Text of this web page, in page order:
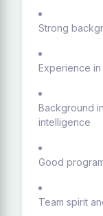
Strong
Experience
Background
intelligence
Good
Team spirit